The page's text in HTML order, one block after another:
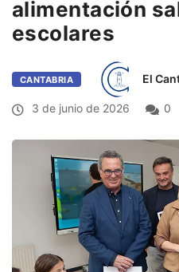
alimentación
escolares
CANTABRIA El
3 de junio de 2026 0